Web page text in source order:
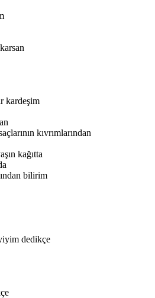
kardeşim
kıvrımlarından
kağıtta
bilirim
dedikçe